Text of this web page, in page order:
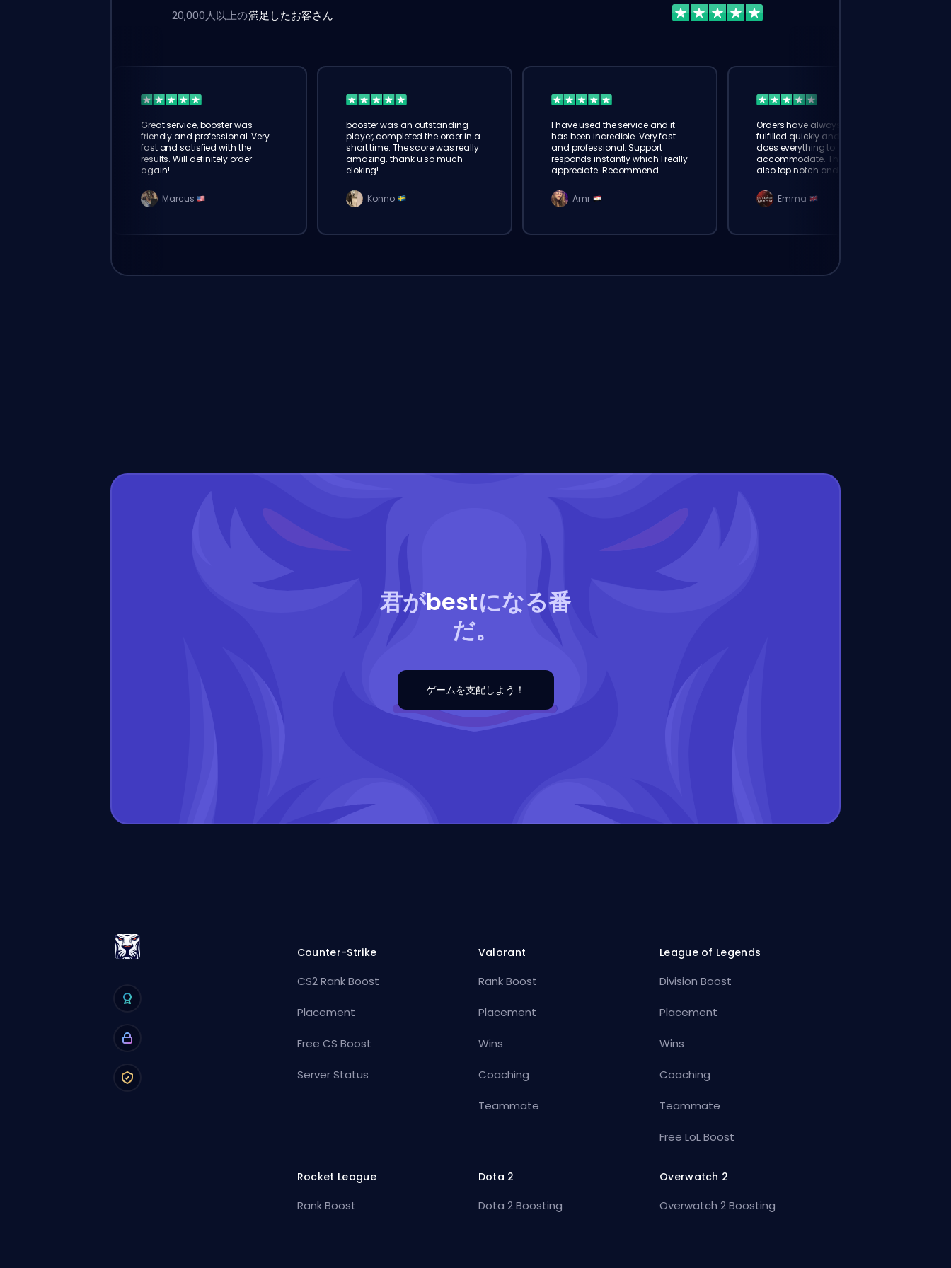
20,000人以上の満足したお客さん
Great service, booster was
friendly and professional. Very
fast and satisfied with the
results. Will definitely order
again!
Marcus
booster was an outstanding
player, completed the order in a
short time. The score was really
amazing. thank u so much
eloking!
Konno
I have used the service and it
has been incredible. Very fast
and professional. Support
responds instantly which I really
appreciate. Recommend
Amr
Orders have always been
fulfilled quickly and booster
does everything to
accommodate. The support is
also top notch and responds
elokingEmma
君がbestになる番
だ。
ゲームを支配しよう！
Counter-Strike
CS2 Rank Boost
Placement
Free CS Boost
Server Status
Valorant
Rank Boost
Placement
Wins
Coaching
Teammate
League of Legends
Division Boost
Placement
Wins
Coaching
Teammate
Free LoL Boost
Rocket League
Rank Boost
Dota 2
Dota 2 Boosting
Overwatch 2
Overwatch 2 Boosting